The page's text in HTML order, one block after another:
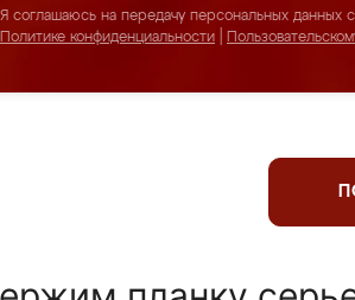
Я соглашаюсь на передачу персональных данных
Политике конфиденциальности